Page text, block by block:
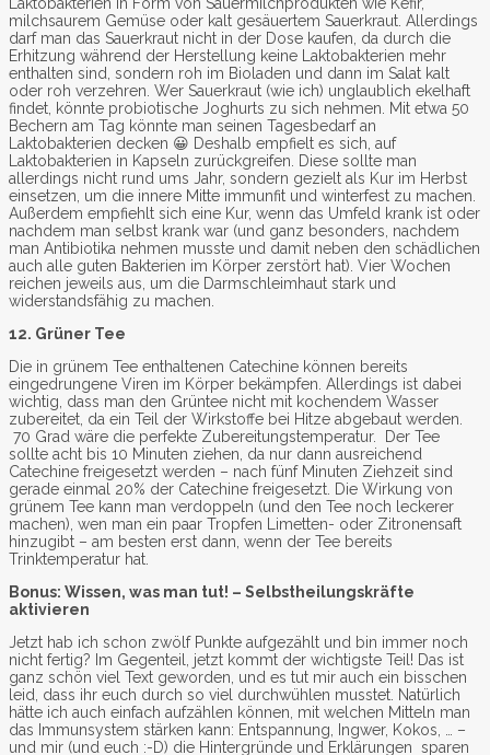
milchsaurem Gemüse oder kalt gesäuertem Sauerkraut. Allerdings
darf man das Sauerkraut nicht in der Dose kaufen, da durch die
Erhitzung während der Herstellung keine Laktobakterien mehr
enthalten sind, sondern roh im Bioladen und dann im Salat kalt
oder roh verzehren. Wer Sauerkraut (wie ich) unglaublich ekelhaft
findet, könnte probiotische Joghurts zu sich nehmen. Mit etwa 50
Bechern am Tag könnte man seinen Tagesbedarf an
Laktobakterien decken 😀 Deshalb empfielt es sich, auf
Laktobakterien in Kapseln zurückgreifen. Diese sollte man
allerdings nicht rund ums Jahr, sondern gezielt als Kur im Herbst
einsetzen, um die innere Mitte immunfit und winterfest zu machen.
Außerdem empfiehlt sich eine Kur, wenn das Umfeld krank ist oder
nachdem man selbst krank war (und ganz besonders, nachdem
man Antibiotika nehmen musste und damit neben den schädlichen
auch alle guten Bakterien im Körper zerstört hat). Vier Wochen
reichen jeweils aus, um die Darmschleimhaut stark und
widerstandsfähig zu machen.
12. Grüner Tee
Die in grünem Tee enthaltenen Catechine können bereits
eingedrungene Viren im Körper bekämpfen. Allerdings ist dabei
wichtig, dass man den Grüntee nicht mit kochendem Wasser
zubereitet, da ein Teil der Wirkstoffe bei Hitze abgebaut werden.
70 Grad wäre die perfekte Zubereitungstemperatur. Der Tee
sollte acht bis 10 Minuten ziehen, da nur dann ausreichend
Catechine freigesetzt werden – nach fünf Minuten Ziehzeit sind
gerade einmal 20% der Catechine freigesetzt. Die Wirkung von
grünem Tee kann man verdoppeln (und den Tee noch leckerer
machen), wen man ein paar Tropfen Limetten- oder Zitronensaft
hinzugibt – am besten erst dann, wenn der Tee bereits
Trinktemperatur hat.
Bonus: Wissen, was man tut! – Selbstheilungskräfte
aktivieren
Jetzt hab ich schon zwölf Punkte aufgezählt und bin immer noch
nicht fertig? Im Gegenteil, jetzt kommt der wichtigste Teil! Das ist
ganz schön viel Text geworden, und es tut mir auch ein bisschen
leid, dass ihr euch durch so viel durchwühlen musstet. Natürlich
hätte ich auch einfach aufzählen können, mit welchen Mitteln man
das Immunsystem stärken kann: Entspannung, Ingwer, Kokos, … –
und mir (und euch :-D) die Hintergründe und Erklärungen sparen